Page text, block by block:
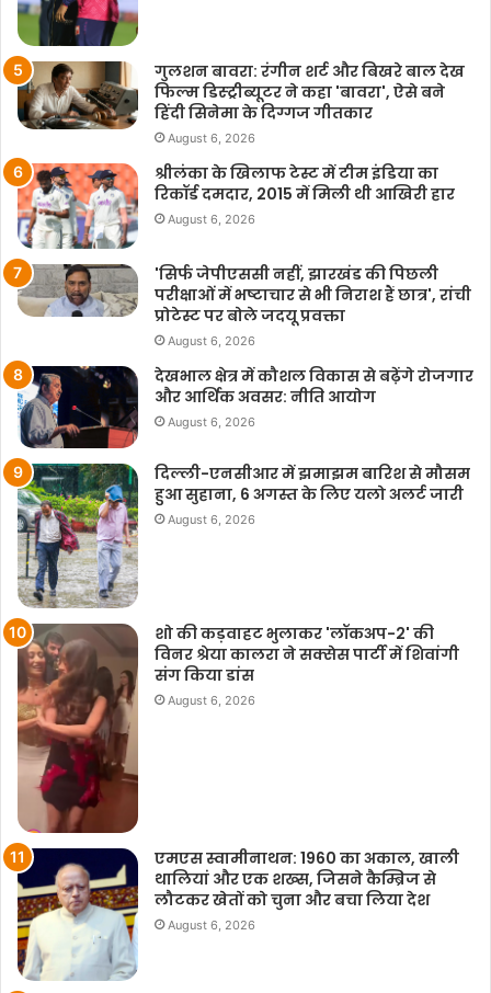
गुलशन बावरा: रंगीन शर्ट और बिखरे बाल देख
फिल्म डिस्ट्रीब्यूटर ने कहा 'बावरा', ऐसे बने
हिंदी सिनेमा के दिग्गज गीतकार
August 6, 2026
श्रीलंका के खिलाफ टेस्ट में टीम इंडिया का
रिकॉर्ड दमदार, 2015 में मिली थी आखिरी हार
August 6, 2026
'सिर्फ जेपीएससी नहीं, झारखंड की पिछली
परीक्षाओं में भष्टाचार से भी निराश हैं छात्र', रांची
प्रोटेस्ट पर बोले जदयू प्रवक्ता
August 6, 2026
देखभाल क्षेत्र में कौशल विकास से बढ़ेंगे रोजगार
और आर्थिक अवसर: नीति आयोग
August 6, 2026
दिल्ली-एनसीआर में झमाझम बारिश से मौसम
हुआ सुहाना, 6 अगस्त के लिए यलो अलर्ट जारी
August 6, 2026
शो की कड़वाहट भुलाकर 'लॉकअप-2' की
विनर श्रेया कालरा ने सक्सेस पार्टी में शिवांगी
संग किया डांस
August 6, 2026
एमएस स्वामीनाथन: 1960 का अकाल, खाली
थालियां और एक शख्स, जिसने कैम्ब्रिज से
लौटकर खेतों को चुना और बचा लिया देश
August 6, 2026